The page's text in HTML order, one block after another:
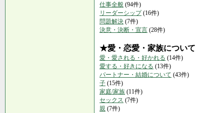
仕事全般 (94件)
リーダーシップ(16件)
問題解決 (7件)
決意・決断・宣言 (28件)
★愛・恋愛・家族について
愛・愛される・好かれる (14件)
愛する・好きになる (13件)
パートナー・結婚について (43件)
子 (15件)
家庭/家族 (11件)
セックス (7件)
親 (7件)